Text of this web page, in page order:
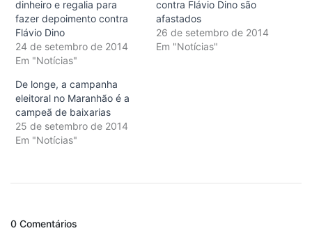
dinheiro e regalia para
fazer depoimento contra
Flávio Dino
24 de setembro de 2014
Em "Notícias"
contra Flávio Dino são
afastados
26 de setembro de 2014
Em "Notícias"
De longe, a campanha
eleitoral no Maranhão é a
campeã de baixarias
25 de setembro de 2014
Em "Notícias"
0 Comentários